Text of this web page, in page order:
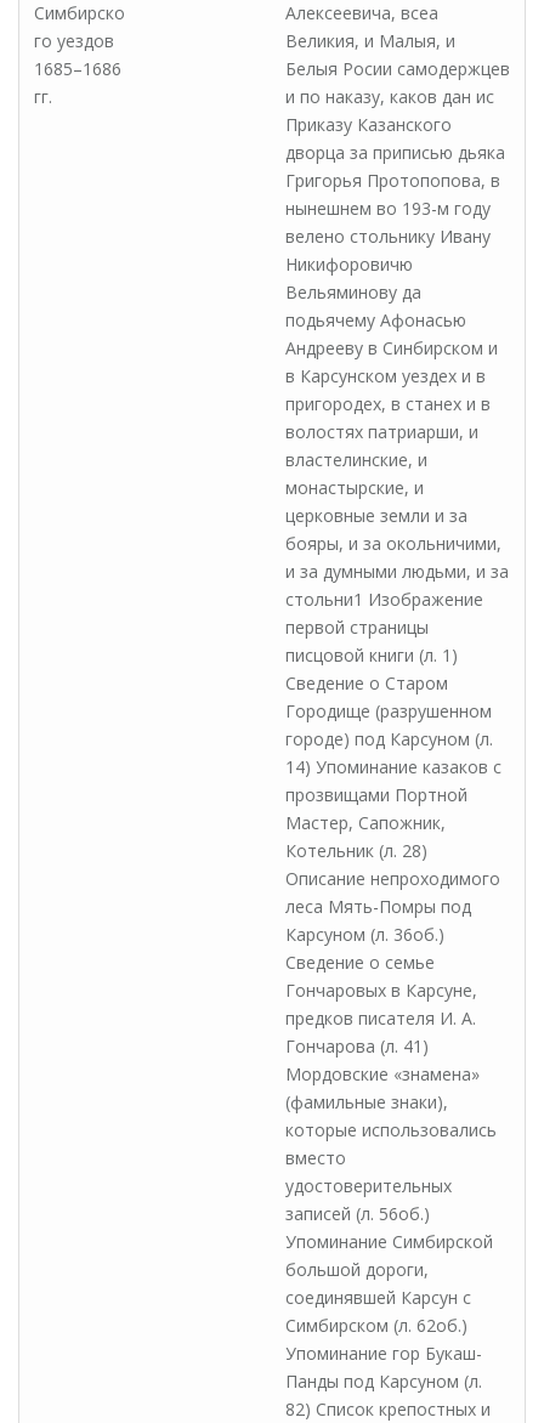
Симбирско
го уездов
1685–1686
гг.
Алексеевича, всеа
Великия, и Малыя, и
Белыя Росии самодержцев
и по наказу, каков дан ис
Приказу Казанского
дворца за приписью дьяка
Григорья Протопопова, в
нынешнем во 193-м году
велено стольнику Ивану
Никифоровичю
Вельяминову да
подьячему Афонасью
Андрееву в Синбирском и
в Карсунском уездех и в
пригородех, в станех и в
волостях патриарши, и
властелинские, и
монастырские, и
церковные земли и за
бояры, и за окольничими,
и за думными людьми, и за
стольни1 Изображение
первой страницы
писцовой книги (л. 1)
Сведение о Старом
Городище (разрушенном
городе) под Карсуном (л.
14) Упоминание казаков с
прозвищами Портной
Мастер, Сапожник,
Котельник (л. 28)
Описание непроходимого
леса Мять-Помры под
Карсуном (л. 36об.)
Сведение о семье
Гончаровых в Карсуне,
предков писателя И. А.
Гончарова (л. 41)
Мордовские «знамена»
(фамильные знаки),
которые использовались
вместо
удостоверительных
записей (л. 56об.)
Упоминание Симбирской
большой дороги,
соединявшей Карсун с
Симбирском (л. 62об.)
Упоминание гор Букаш-
Панды под Карсуном (л.
82) Список крепостных и